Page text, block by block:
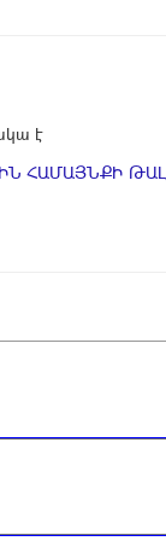
է
ՀԱՄԱՅՆՔԻ